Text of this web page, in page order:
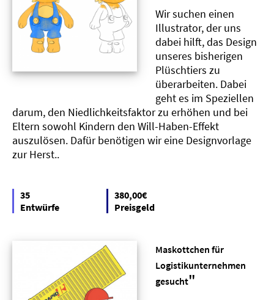
Wir suchen einen
Illustrator, der uns
dabei hilft, das Design
unseres bisherigen
Plüschtiers zu
überarbeiten. Dabei
geht es im Speziellen
darum, den Niedlichkeitsfaktor zu erhöhen und bei
Eltern sowohl Kindern den Will-Haben-Effekt
auszulösen. Dafür benötigen wir eine Designvorlage
zur Herst..
35
Entwürfe
380,00€
Preisgeld
Maskottchen für
Logistikunternehmen
gesucht"